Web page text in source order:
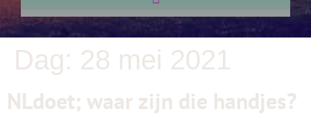
Dag: 28 mei 2021
NLdoet; waar zijn die handjes?